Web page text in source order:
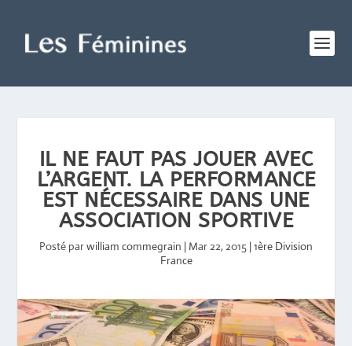
IL NE FAUT PAS JOUER AVEC
L’ARGENT. LA PERFORMANCE
EST NÉCESSAIRE DANS UNE
ASSOCIATION SPORTIVE
Posté parwilliam commegrain | Mar 22, 2015 |1ère Division
France